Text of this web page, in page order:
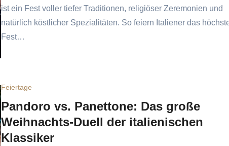
ist ein Fest voller tiefer Traditionen, religiöser Zeremonien und
natürlich köstlicher Spezialitäten. So feiern Italiener das
Fest…
Feiertage
Pandoro vs. Panettone: Das große
Weihnachts-Duell der italienischen
Klassiker